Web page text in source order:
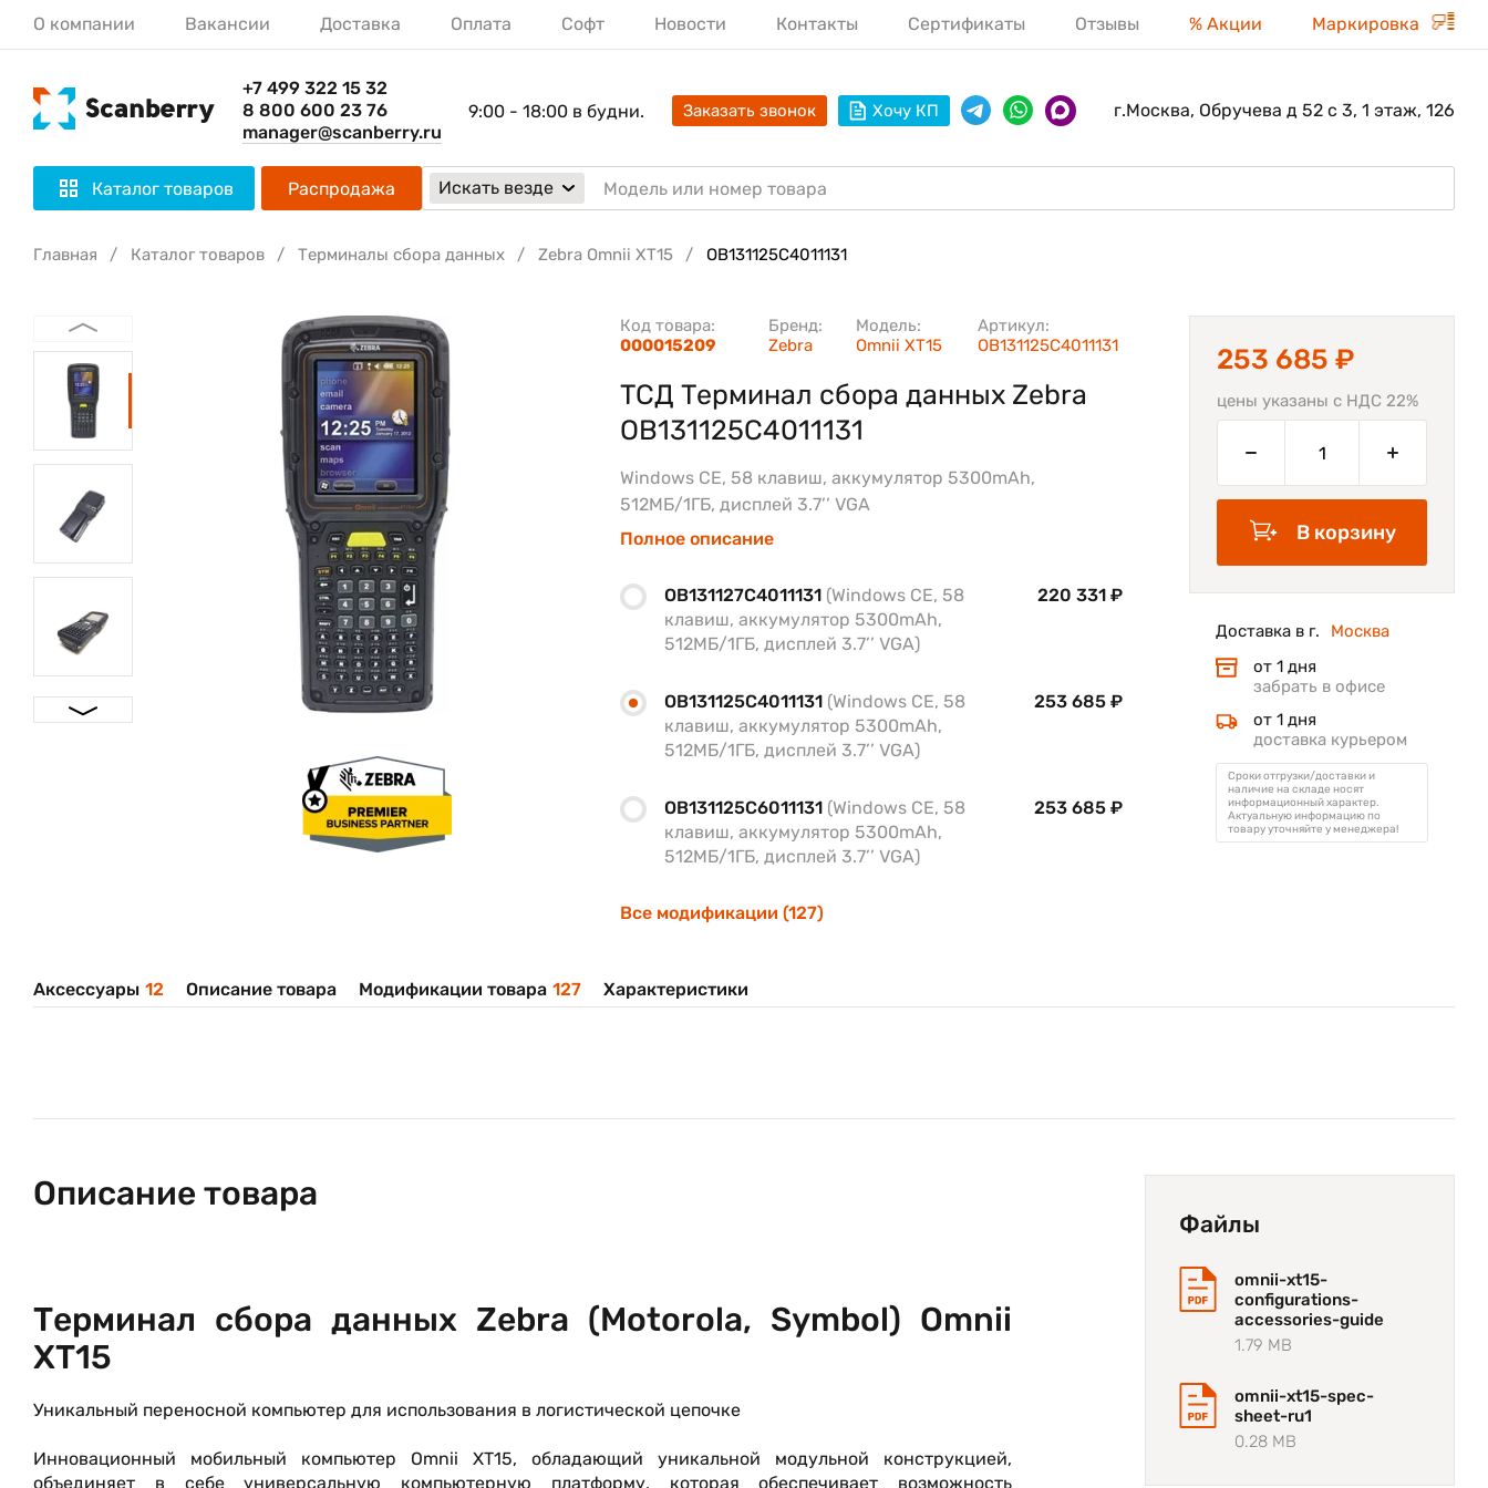
О компании Вакансии Доставка Оплата Софт Новости Контакты Сертификаты Отзывы % Акции Маркировка
+7 499 322 15 32
8 800 600 23 76
manager@scanberry.ru
9:00 - 18:00 в будни. Заказать звонок Хочу КП г.Москва, Обручева д 52 с 3, 1 этаж, 126
Каталог товаров Распродажа Искать везде
Главная Каталог товаров Терминалы сбора данных Zebra Omnii XT15 OB131125C4011131
Бренд:
Zebra
Модель:
Omnii XT15
Код товара:
000015209
Артикул:
OB131125C4011131
ТСД Терминал сбора данных Zebra
OB131125C4011131
Windows CE, 58 клавиш, аккумулятор 5300mAh,
512МБ/1ГБ, дисплей 3.7’’ VGA
Полное описание
OB131127C4011131 (Windows CE, 58
клавиш, аккумулятор 5300mAh,
512МБ/1ГБ, дисплей 3.7’’ VGA)
220 331 ₽
OB131125C4011131 (Windows CE, 58
клавиш, аккумулятор 5300mAh,
512МБ/1ГБ, дисплей 3.7’’ VGA)
253 685 ₽
OB131125C6011131 (Windows CE, 58
клавиш, аккумулятор 5300mAh,
512МБ/1ГБ, дисплей 3.7’’ VGA)
253 685 ₽
Все модификации (127)
253 685 ₽
цены указаны с НДС 22%
В корзину
Доставка в г.
Москва
от 1 дня
забрать в офисе
от 1 дня
доставка курьером
Сроки отгрузки/доставки и
наличие на складе носят
информационный характер.
Актуальную информацию по
товару уточняйте у менеджера!
Аксессуары 12 Описание товара Модификации товара 127 Характеристики
Описание товара
Терминал сбора данных Zebra (Motorola, Symbol) Omnii
XT15
Уникальный переносной компьютер для использования в логистической цепочке
Инновационный мобильный компьютер Omnii XT15, обладающий уникальной модульной конструкцией,
объединяет в себе универсальную компьютерную платформу, которая обеспечивает возможность
Файлы
omnii-xt15-
configurations-
accessories-guide
1.79 MB
omnii-xt15-spec-
sheet-ru1
0.28 MB